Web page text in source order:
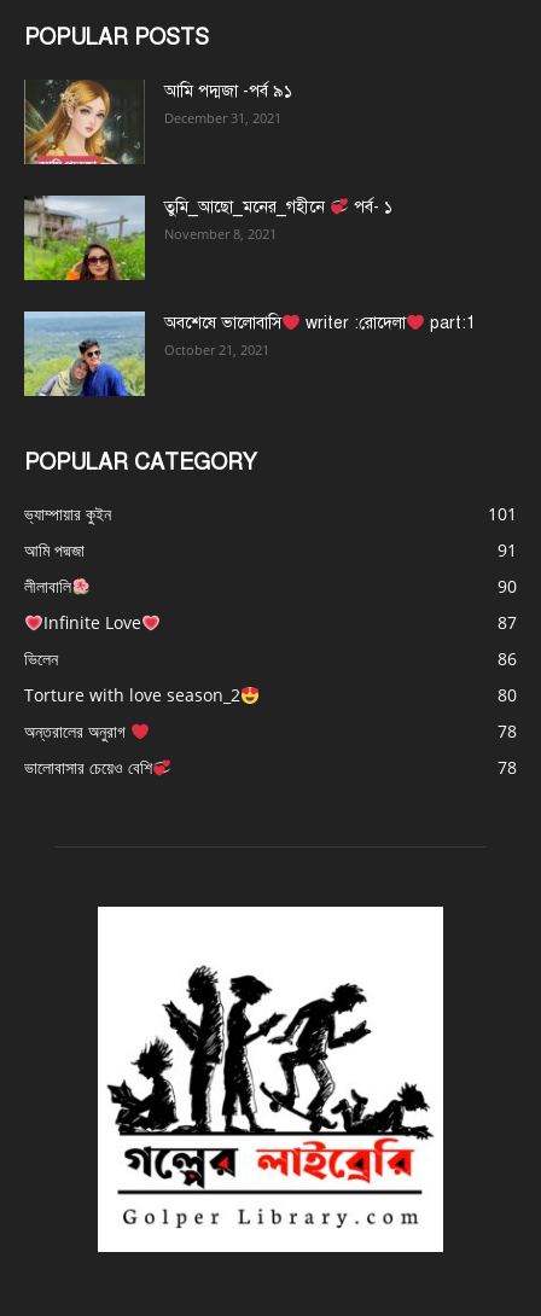
POPULAR POSTS
আমি পদ্মজা -পর্ব ৯১
December 31, 2021
তুমি_আছো_মনের_গহীনে পর্ব- ১
November 8, 2021
অবশেষে ভালোবাসি writer :রোদেলা part:1
October 21, 2021
POPULAR CATEGORY
ভ্যাম্পায়ার কুইন
101
আমি পদ্মজা
91
লীলাবালি
90
Infinite Love
87
ভিলেন
86
Torture with love season_2
80
অন্তরালের অনুরাগ
78
ভালোবাসার চেয়েও বেশি
78